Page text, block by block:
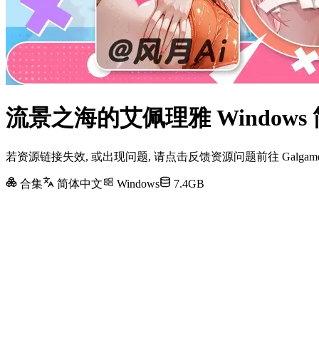
流景之海的艾佩理雅 Windows
若资源链接失效, 或出现问题, 请点击反馈资源问题前往
合集 简体中文 Windows 7.4GB